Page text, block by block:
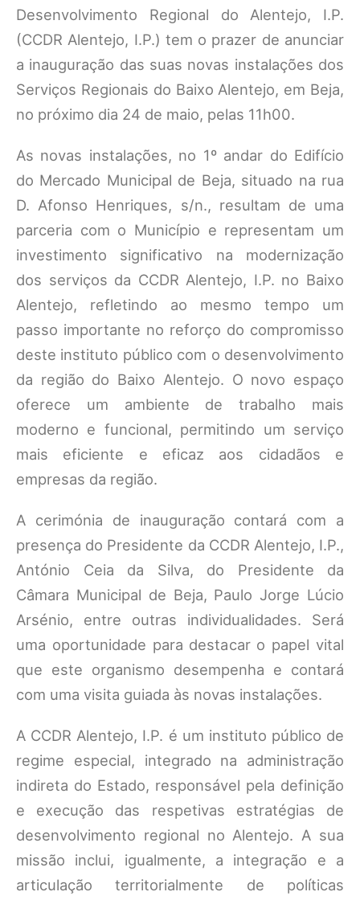
Desenvolvimento Regional do Alentejo, I.P.
(CCDR Alentejo, I.P.) tem o prazer de anunciar
a inauguração das suas novas instalações dos
Serviços Regionais do Baixo Alentejo, em Beja,
no próximo dia 24 de maio, pelas 11h00.
As novas instalações, no 1º andar do Edifício
do Mercado Municipal de Beja, situado na rua
D. Afonso Henriques, s/n., resultam de uma
parceria com o Município e representam um
investimento significativo na modernização
dos serviços da CCDR Alentejo, I.P. no Baixo
Alentejo, refletindo ao mesmo tempo um
passo importante no reforço do compromisso
deste instituto público com o desenvolvimento
da região do Baixo Alentejo. O novo espaço
oferece um ambiente de trabalho mais
moderno e funcional, permitindo um serviço
mais eficiente e eficaz aos cidadãos e
empresas da região.
A cerimónia de inauguração contará com a
presença do Presidente da CCDR Alentejo, I.P.,
António Ceia da Silva, do Presidente da
Câmara Municipal de Beja, Paulo Jorge Lúcio
Arsénio, entre outras individualidades. Será
uma oportunidade para destacar o papel vital
que este organismo desempenha e contará
com uma visita guiada às novas instalações.
A CCDR Alentejo, I.P. é um instituto público de
regime especial, integrado na administração
indireta do Estado, responsável pela definição
e execução das respetivas estratégias de
desenvolvimento regional no Alentejo. A sua
missão inclui, igualmente, a integração e a
articulação territorialmente de políticas